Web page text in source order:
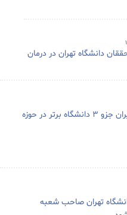
دانشگاه تهران در درمان
علوم پزشکی ایران جزو ۳ دانشگاه برتر در حوزه
تهران صاحب شعبه